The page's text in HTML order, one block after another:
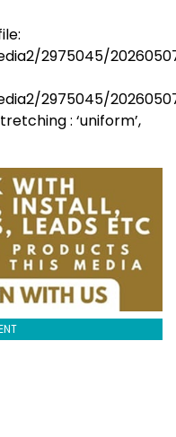
2975045/
2975045/
: ‘uniform’,